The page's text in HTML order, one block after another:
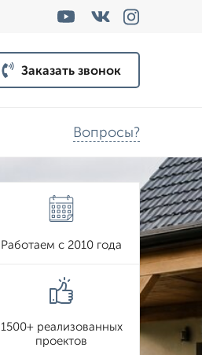
Заказать звонок
Вопросы?
Работаем с 2010 года
1500+ реализованных
проектов